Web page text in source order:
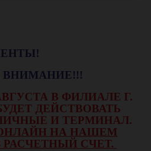
В ФИЛИАЛЕ Г.
ДЕЙСТВОВАТЬ
И ТЕРМИНАЛ.
НА НАШЕМ
РАСЧЕТНЫЙ СЧЕТ.